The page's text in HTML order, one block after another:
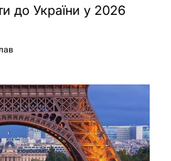
до України у 2026